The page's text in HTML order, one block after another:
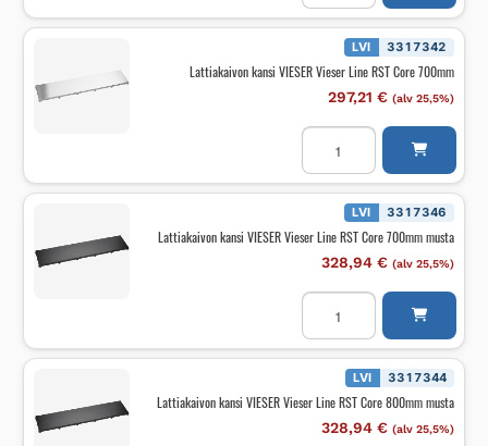
Vieser
Line
1000mm
musta
määrä
LVI 3317342
Lattiakaivon kansi VIESER Vieser Line RST Core 700mm
297,21 € (alv 25,5%)
Lattiakaivon
kansi
VIESER
Vieser
Line
700mm
määrä
LVI 3317346
Lattiakaivon kansi VIESER Vieser Line RST Core 700mm musta
328,94 € (alv 25,5%)
Lattiakaivon
kansi
VIESER
Vieser
Line
700mm
musta
määrä
LVI 3317344
Lattiakaivon kansi VIESER Vieser Line RST Core 800mm musta
328,94 € (alv 25,5%)